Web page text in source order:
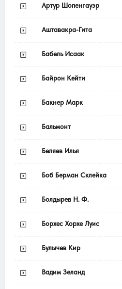
Артур Шопенгауэр
Аштавакра-Гита
Бабель Исаак
Байрон Кейти
Бакнер Марк
Бальмонт
Беляев Илья
Боб Берман Склейка
Болдырев Н. Ф.
Борхес Хорхе Луис
Булычев Кир
Вадим Зеланд